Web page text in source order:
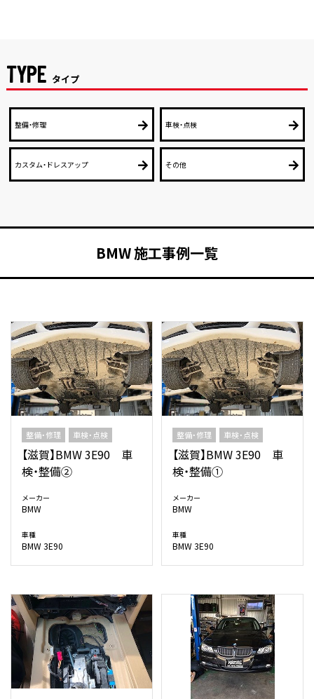
TYPE タイプ
整備・修理 車検・点検
カスタム・ドレスアップ その他
BMW 施工事例一覧
整備・修理 車検・点検
【滋賀】BMW 3E90 車
検・整備②
メーカー
BMW
車種
BMW 3E90
整備・修理 車検・点検
【滋賀】BMW 3E90 車
検・整備①
メーカー
BMW
車種
BMW 3E90